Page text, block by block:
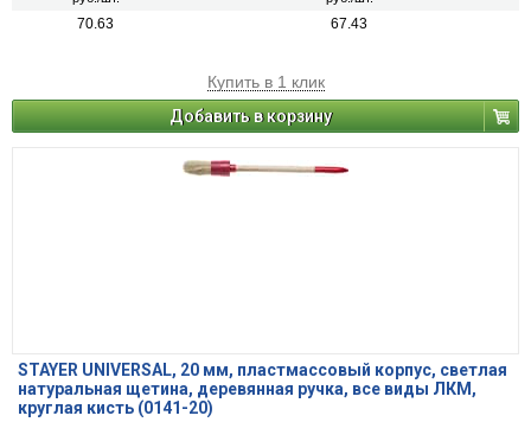
70.63 67.43
Купить в 1 клик
Добавить в корзину
STAYER UNIVERSAL, 20 мм, пластмассовый корпус, светлая
натуральная щетина, деревянная ручка, все виды ЛКМ,
круглая кисть (0141-20)